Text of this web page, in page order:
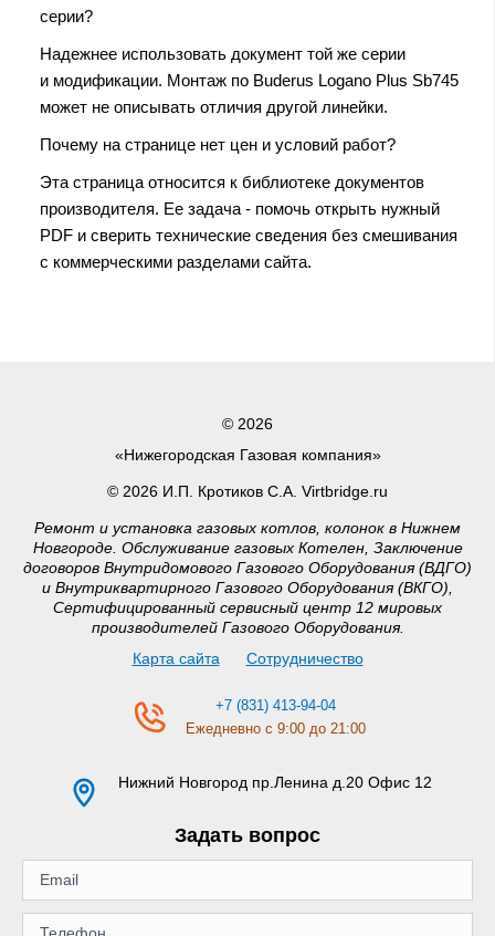
серии?
Надежнее использовать документ той же серии
и модификации. Монтаж по Buderus Logano Plus Sb745
может не описывать отличия другой линейки.
Почему на странице нет цен и условий работ?
Эта страница относится к библиотеке документов
производителя. Ее задача - помочь открыть нужный
PDF и сверить технические сведения без смешивания
с коммерческими разделами сайта.
© 2026
«Нижегородская Газовая компания»
© 2026 И.П. Кротиков С.А. Virtbridge.ru
Ремонт и установка газовых котлов, колонок в Нижнем
Новгороде. Обслуживание газовых Котелен, Заключение
договоров Внутридомового Газового Оборудования (ВДГО)
и Внутриквартирного Газового Оборудования (ВКГО),
Сертифицированный сервисный центр 12 мировых
производителей Газового Оборудования.
Карта сайта
Сотрудничество
+7 (831) 413-94-04
Ежедневно с 9:00 до 21:00
Нижний Новгород пр.Ленина д.20 Офис 12
Задать вопрос